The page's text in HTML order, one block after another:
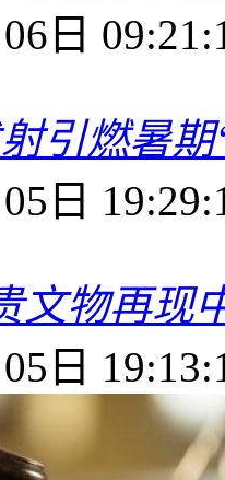
日
引燃暑
日
文物再现
日